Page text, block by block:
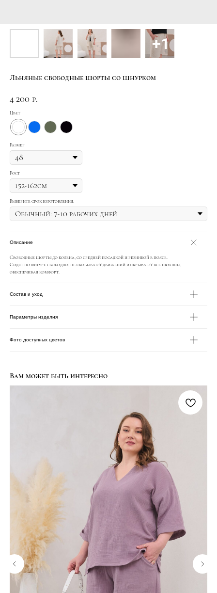
Льняные свободные шорты со шнурком
4 200 р.
Цвет
Размер
Рост
Выберите срок изготовления:
Описание
Свободные шорты до колена, со средней посадкой и резинкой в поясе.
Сидят по фигуре свободно, не сковывают движений и скрывают все нюансы,
обеспечивая комфорт.
Состав и уход
Параметры изделия
Фото доступных цветов
Вам может быть интересно